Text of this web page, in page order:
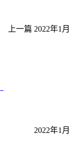
上一篇 2022年1月
2022年1月